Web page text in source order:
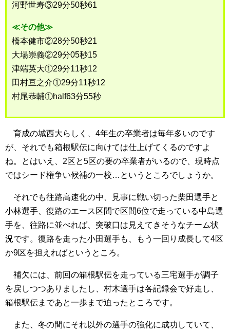
河野世寿③29分50秒61
≪その他≫
橋本健市②28分50秒21
大場崇義②29分05秒15
津端英大①29分11秒12
田村亘之介①29分11秒12
村尾恭輔①half63分55秒
育成の城西大らしく、4年生の卒業者は毎年多いのです
が、それでも箱根駅伝に向けては仕上げてくるのですよ
ね。とはいえ、2区と5区の要の卒業者がいるので、現時点
ではシード権争い候補の一校…というところでしょうか。
それでも往路高速化の中、見事に戦い切った柴田選手と
小林選手、復路のエース区間で区間6位で走っている中島選
手を、往路に並べれば、突破口は見えてきそうなチーム状
況です。復路を走った小田選手も、もう一回り成長して4区
か9区を担えればというところ。
補欠には、前回の箱根駅伝を走っている三宅選手が調子
を戻しつつありましたし、村木選手は各記録会で好走し、
箱根駅伝まであと一歩まで迫ったところです。
また、冬の間にそれ以外の選手の強化に成功していて、